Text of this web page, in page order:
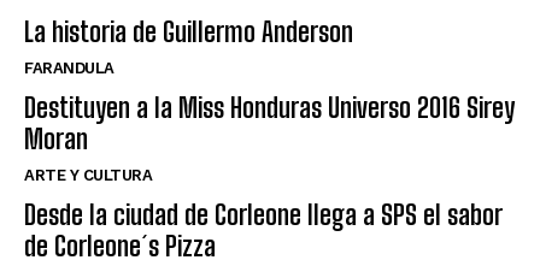
La historia de Guillermo Anderson
FARANDULA
Destituyen a la Miss Honduras Universo 2016 Sirey
Moran
ARTE Y CULTURA
Desde la ciudad de Corleone llega a SPS el sabor
de Corleone´s Pizza